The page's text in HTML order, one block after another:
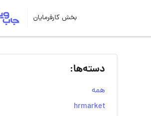
بخش کارفرمایان
دسته‌ها:
همه
hrmarket